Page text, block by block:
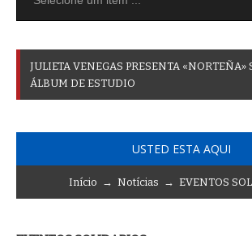
JULIETA VENEGAS PRESENTA «NORTEÑA»
ÁLBUM DE ESTUDIO
USTED ESTA AQUI
Início → Notícias → EVENTOS